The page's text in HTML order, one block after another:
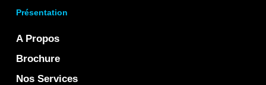
Présentation
A Propos
Brochure
Nos Services